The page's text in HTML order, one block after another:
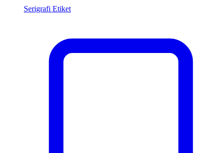
Serigrafi Etiket